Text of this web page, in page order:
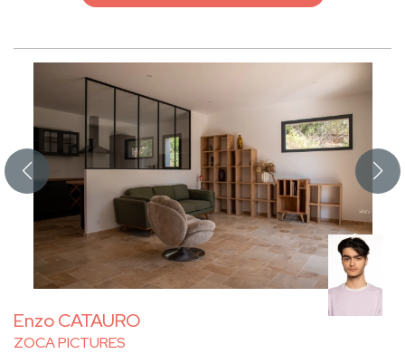
Enzo CATAURO
ZOCA PICTURES